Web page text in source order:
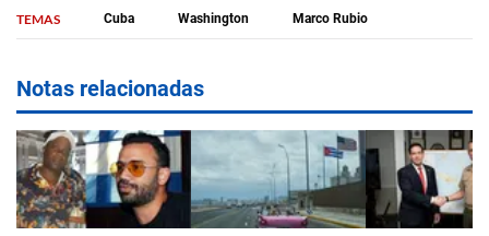
TEMAS Cuba Washington Marco Rubio
Notas relacionadas